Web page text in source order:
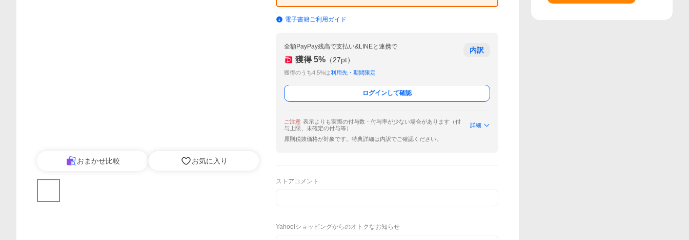
おまかせ比較 お気に入り
電子書籍ご利用ガイド
全額PayPay残高で支払い&LINEと連携で
獲得 5% （27pt）
獲得のうち4.5%は利用先・期間限定
内訳
ログインして確認
ご注意 表示よりも実際の付与数・付与率が少ない場合があります（付
与上限、未確定の付与等）
詳細
原則税抜価格が対象です。特典詳細は内訳でご確認ください。
ストアコメント
Yahoo!ショッピングからのオトクなお知らせ